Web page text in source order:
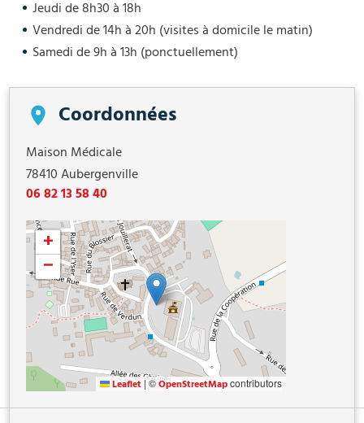
Jeudi de 8h30 à 18h
Vendredi de 14h à 20h (visites à domicile le matin)
Samedi de 9h à 13h (ponctuellement)
Coordonnées
Maison Médicale
78410 Aubergenville
06 82 13 58 40
+
−
Leaflet|©OpenStreetMapcontributors